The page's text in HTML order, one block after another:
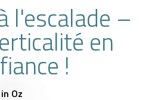
l'escalade –
en
!
in Oz